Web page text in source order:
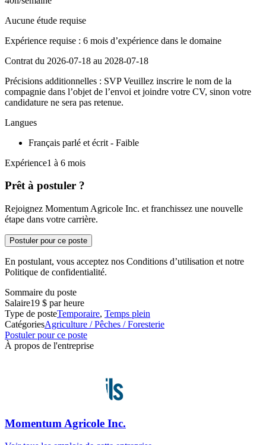
Aucune étude requise
Expérience requise : 6 mois d’expérience dans le domaine
Contrat du 2026-07-18 au 2028-07-18
Précisions additionnelles : SVP Veuillez inscrire le nom de la
compagnie dans l’objet de l’envoi et joindre votre CV, sinon votre
candidature ne sera pas retenue.
Langues
Français parlé et écrit - Faible
Expérience1 à 6 mois
Prêt à postuler ?
Rejoignez Momentum Agricole Inc. et franchissez une nouvelle
étape dans votre carrière.
Postuler pour ce poste
En postulant, vous acceptez nos Conditions d’utilisation et notre
Politique de confidentialité.
Sommaire du poste
Salaire19 $ par heure
Type de posteTemporaire, Temps plein
CatégoriesAgriculture / Pêches / Foresterie
Postuler pour ce poste
À propos de l'entreprise
Momentum Agricole Inc.